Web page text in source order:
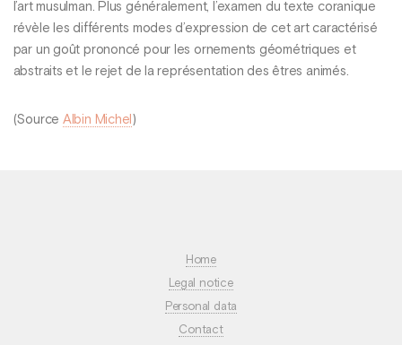
l’art musulman. Plus généralement, l’examen du texte coranique
révèle les différents modes d’expression de cet art caractérisé
par un goût prononcé pour les ornements géométriques et
abstraits et le rejet de la représentation des êtres animés.
(Source Albin Michel )
Home
Legal notice
Personal data
Contact